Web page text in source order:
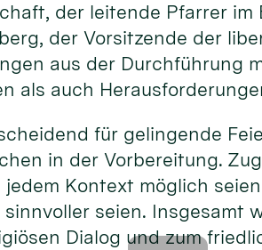
der leitende Pfarrer im
der Vorsitzende der
aus der Durchführung
als auch
für gelingende
in der Vorbereitung.
Kontext möglich
sinnvoller seien. Insgesamt
Dialog und zum